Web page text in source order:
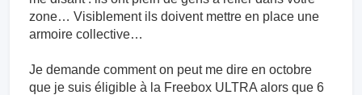
zone… Visiblement ils doivent mettre en place une
armoire collective…
Je demande comment on peut me dire en octobre
que je suis éligible à la Freebox ULTRA alors que 6